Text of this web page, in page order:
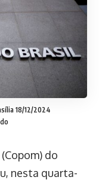
18/12/2024
do
nesta quarta-